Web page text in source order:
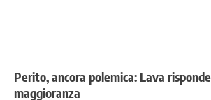
Perito, ancora polemica: Lava
maggioranza